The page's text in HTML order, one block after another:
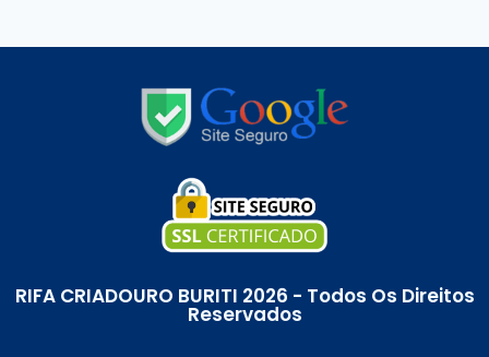
RIFA CRIADOURO BURITI 2026 - Todos Os Direitos
Reservados